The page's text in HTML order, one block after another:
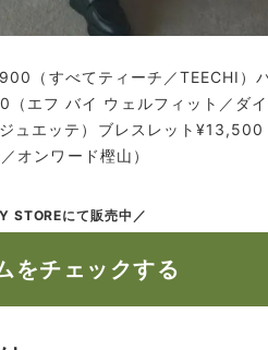
（すべてティーチ／TEECHI）
エフ バイ ウェルフィット／ダ
エッテ）ブレスレット¥13,500
オンワード樫山）
STOREにて販売中／
をチェックする